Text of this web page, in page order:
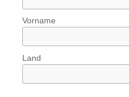
Vorname
Land